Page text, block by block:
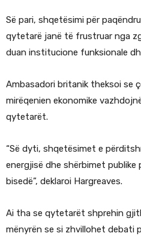
Së pari, shqetësimi për
qytetarë janë të frustruar nga
duan institucione funksionale
Ambasadori britanik theksoi se
mirëqenien ekonomike
qytetarët.
“Së dyti, shqetësimet e
energjisë dhe shërbimet
bisedë”, deklaroi Hargreaves.
Ai tha se qytetarët shprehin
mënyrën se si zhvillohet debati